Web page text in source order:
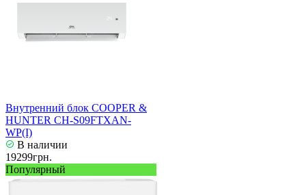
Внутренний блок COOPER &
HUNTER CH-S09FTXAN-
WP(I)
В наличии
19299грн.
Популярный